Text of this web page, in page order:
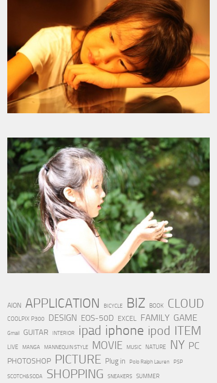
AION APPLICATION BICYCLE BIZ BOOK CLOUD
COOLPIX P300 DESIGN EOS-50D EXCEL FAMILY GAME
Gmail GUITAR INTERIOR ipad iphone ipod ITEM
LIVE MANGA MANNEQUIN STYLE MOVIE MUSIC NATURE NY PC
PHOTOSHOP PICTURE Plug in Polo Ralph Lauren PSP
SCOTCH&SODA SHOPPING SNEAKERS SUMMER